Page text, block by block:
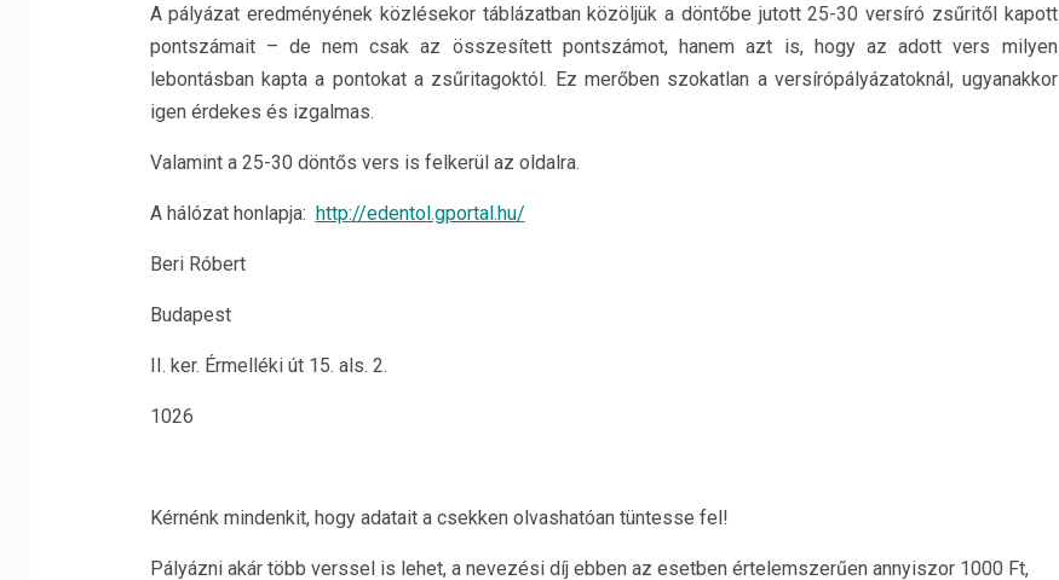
A pályázat eredményének közlésekor táblázatban közöljük a döntőbe jutott 25-30 versíró zsűritől kapott
pontszámait – de nem csak az összesített pontszámot, hanem azt is, hogy az adott vers milyen
lebontásban kapta a pontokat a zsűritagoktól. Ez merőben szokatlan a versírópályázatoknál, ugyanakkor
igen érdekes és izgalmas.
Valamint a 25-30 döntős vers is felkerül az oldalra.
A hálózat honlapja: http://edentol.gportal.hu/
Beri Róbert
Budapest
II. ker. Érmelléki út 15. als. 2.
1026
Kérnénk mindenkit, hogy adatait a csekken olvashatóan tüntesse fel!
Pályázni akár több verssel is lehet, a nevezési díj ebben az esetben értelemszerűen annyiszor 1000 Ft,